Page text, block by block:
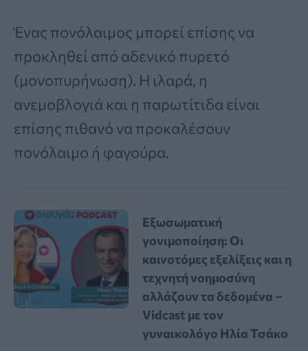
Ένας πονόλαιμος μπορεί επίσης να
προκληθεί από αδενικό πυρετό
(μονοπυρήνωση). Η ιλαρά, η
ανεμοβλογιά και η παρωτίτιδα είναι
επίσης πιθανό να προκαλέσουν
πονόλαιμο ή φαγούρα.
Εξωσωματική
γονιμοποίηση: Οι
καινοτόμες εξελίξεις και η
τεχνητή νοημοσύνη
αλλάζουν τα δεδομένα –
Vidcast με τον
γυναικολόγο Ηλία Τσάκο